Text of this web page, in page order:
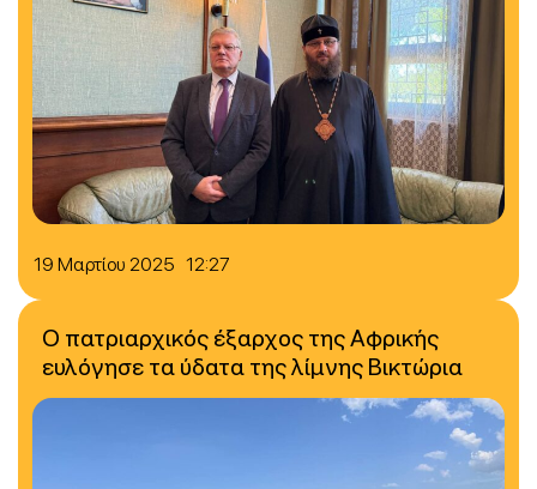
19 Μαρτίου 2025 12:27
Ο πατριαρχικός έξαρχος της Αφρικής
ευλόγησε τα ύδατα της λίμνης Βικτώρια